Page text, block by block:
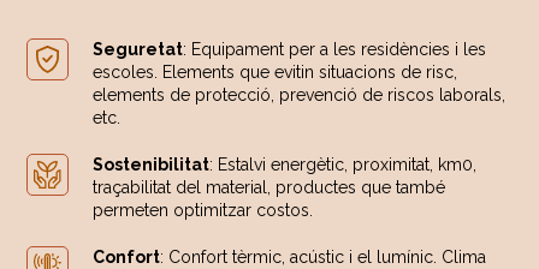
Seguretat: Equipament per a les residències i les
escoles. Elements que evitin situacions de risc,
elements de protecció, prevenció de riscos laborals,
etc.
Sostenibilitat: Estalvi energètic, proximitat, km0,
traçabilitat del material, productes que també
permeten optimitzar costos.
Confort: Confort tèrmic, acústic i el lumínic. Clima